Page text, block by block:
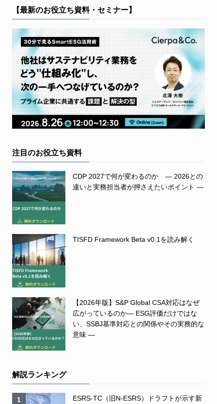
【最新のお役立ち資料・セミナー】
注目のお役立ち資料
CDP 2027で何が変わるのか ― 2026との
違いと実務担当者が押さえたいポイント ―
TISFD Framework Beta v0.1を読み解く
【2026年版】S&P Global CSA対応はなぜ
広がっているのか― ESG評価だけではな
い、SSBJ基準対応との関係やその実務的な
意味 ―
解説ランキング
1
ESRS-TC（旧N-ESRS）ドラフトが示す新